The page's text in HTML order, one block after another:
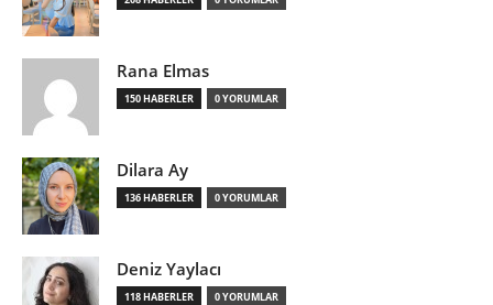
Rana Elmas
150 HABERLER 0 YORUMLAR
Dilara Ay
136 HABERLER 0 YORUMLAR
Deniz Yaylacı
118 HABERLER 0 YORUMLAR